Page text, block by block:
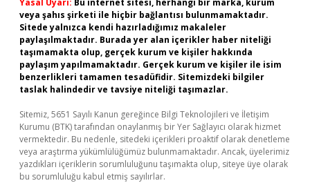
Yasal Uyarı: Bu internet sitesi, herhangi bir marka, kurum
veya şahıs şirketi ile hiçbir bağlantısı bulunmamaktadır.
Sitede yalnızca kendi hazırladığımız makaleler
paylaşılmaktadır. Burada yer alan içerikler haber niteliği
taşımamakta olup, gerçek kurum ve kişiler hakkında
paylaşım yapılmamaktadır. Gerçek kurum ve kişiler ile isim
benzerlikleri tamamen tesadüfidir. Sitemizdeki bilgiler
taslak halindedir ve tavsiye niteliği taşımazlar.
Sitemiz, 5651 Sayılı Kanun gereğince Bilgi Teknolojileri ve İletişim
Kurumu (BTK) tarafından onaylanmış bir Yer Sağlayıcı olarak hizmet
vermektedir. Bu nedenle, sitedeki içerikleri proaktif olarak denetleme
veya araştırma yükümlülüğümüz bulunmamaktadır. Ancak, üyelerimiz
yazdıkları içeriklerin sorumluluğunu taşımakta olup, siteye üye olarak
bu sorumluluğu kabul etmiş sayılırlar.